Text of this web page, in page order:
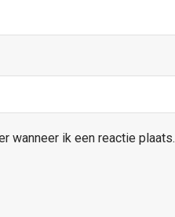
wanneer ik een reactie plaats.